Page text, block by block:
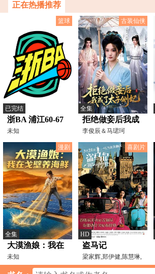
正在热播推荐
篮球
已完结
浙BA 浦江60-67
义乌20260805
未知
古装仙侠
全集
拒绝做妾后我成
了太子侧妃
李俊辰＆马珺珂
漫剧
全集
大漠渔娘：我在
戈壁养海鲜
未知
喜剧片
HD
盗马记
梁家辉,郑伊健,陈慧琳,
曾志伟,王祖蓝,王紫